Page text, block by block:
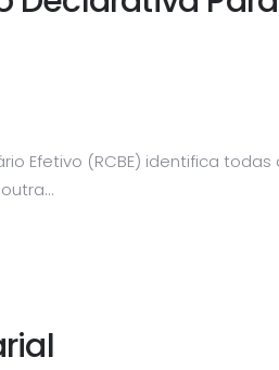
Efetivo (RCBE) identifica